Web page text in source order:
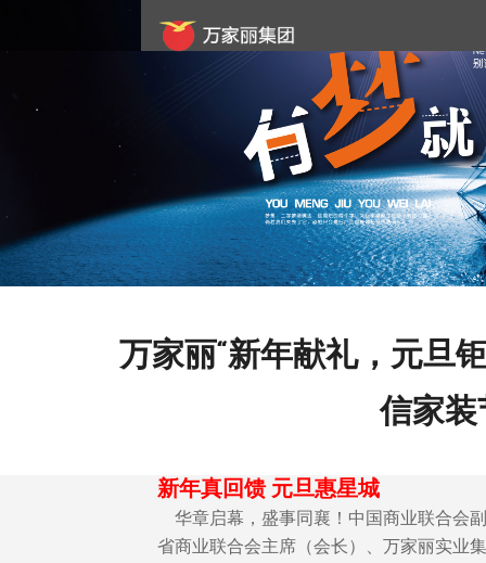
万家丽“新年献礼，元旦
信家装
新年真回馈 元旦惠星城
华章启幕，盛事同襄！中国商业联合会
省商业联合会主席（会长）、万家丽实业